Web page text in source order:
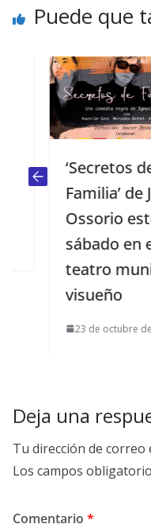
Puede que
‘Secretos de
Familia’ de
Ossorio este
sábado en el
teatro
visueño
23 de octubre de 2025
Deja una
Tu dirección de correo
Los campos
Comentario *